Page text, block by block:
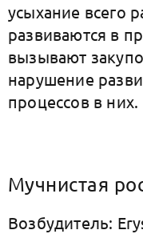
усыхание всего
развиваются в
вызывают
нарушение
процессов в них.
Мучнистая
Возбудитель: